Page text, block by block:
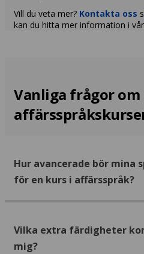
Vill du veta mer? Kontakta oss
kan du hitta mer information i vår
Vanliga frågor om
Hur avancerade bör mina
för en kurs i affärsspråk?
Vilka extra färdigheter
mig?